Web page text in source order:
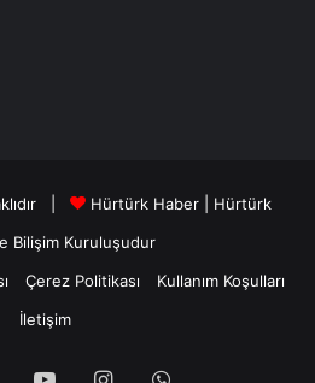
| Hürtürk Haber
Hürtürk
BilişimKuruluşudur
Çerez Politikası
Kullanım Koşulları
İletişim